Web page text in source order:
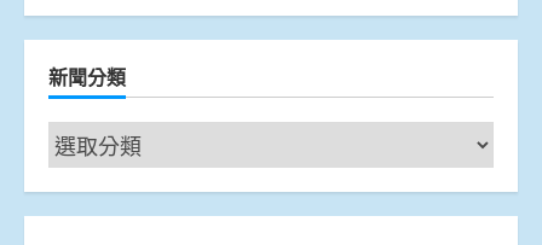
新聞分類
新
聞
分